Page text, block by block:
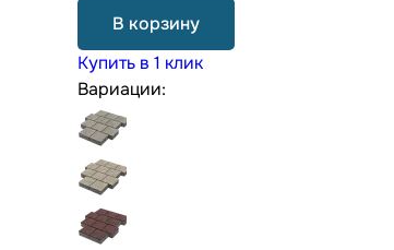
В корзину
Купить в 1 клик
Вариации: